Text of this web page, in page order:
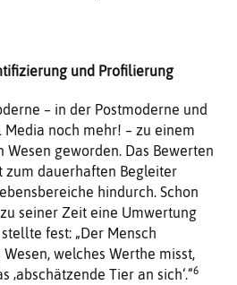
und Profilierung
– in der Postmoderne und
noch mehr! – zu einem
geworden. Das Bewerten
zum dauerhaften Begleiter
hindurch. Schon
seiner Zeit eine Umwertung
fest: „Der Mensch
welches Werthe misst,
‚abschätzende Tier an sich‘.“6